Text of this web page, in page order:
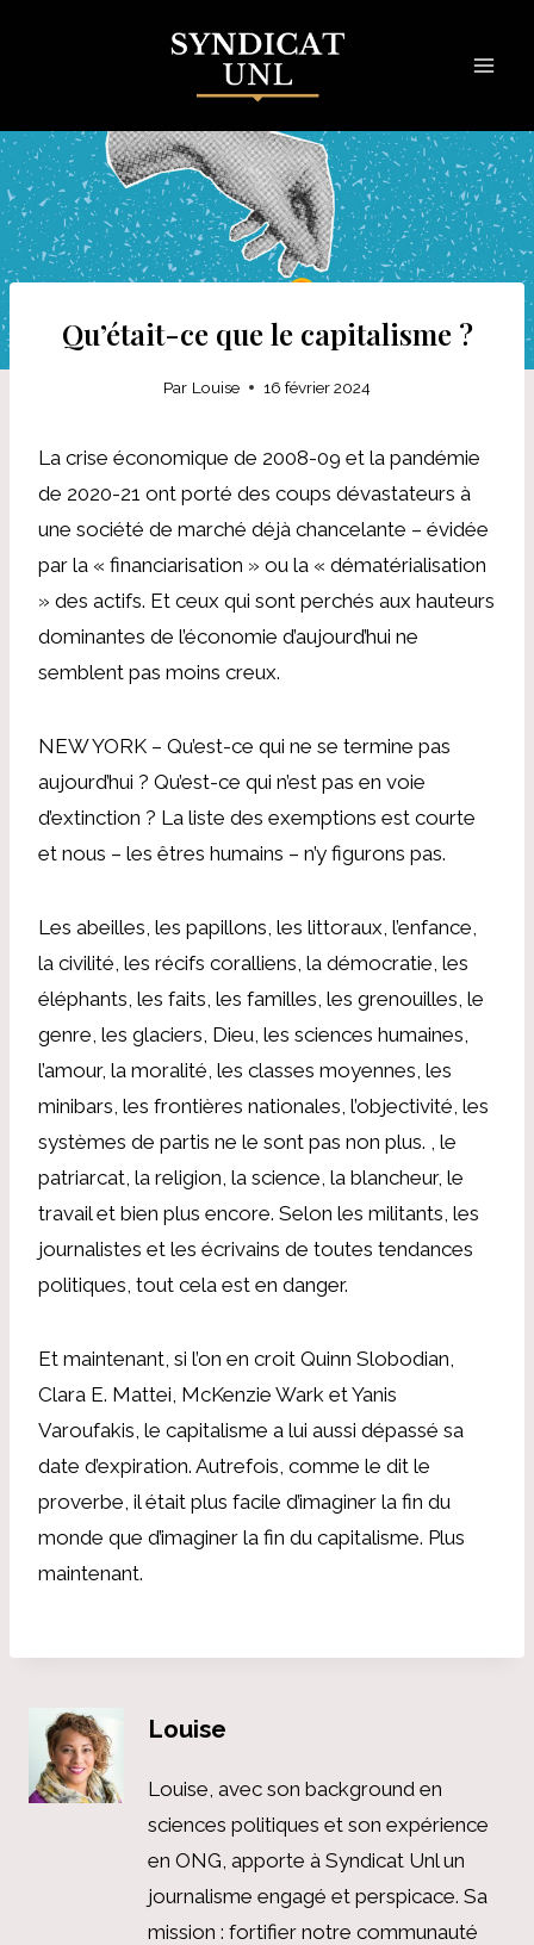
Qu’était-ce que le capitalisme ?
Par Louise 16 février 2024
La crise économique de 2008-09 et la pandémie
de 2020-21 ont porté des coups dévastateurs à
une société de marché déjà chancelante – évidée
par la « financiarisation » ou la « dématérialisation
» des actifs. Et ceux qui sont perchés aux hauteurs
dominantes de l’économie d’aujourd’hui ne
semblent pas moins creux.
NEW YORK – Qu’est-ce qui ne se termine pas
aujourd’hui ? Qu’est-ce qui n’est pas en voie
d’extinction ? La liste des exemptions est courte
et nous – les êtres humains – n’y figurons pas.
Les abeilles, les papillons, les littoraux, l’enfance,
la civilité, les récifs coralliens, la démocratie, les
éléphants, les faits, les familles, les grenouilles, le
genre, les glaciers, Dieu, les sciences humaines,
l’amour, la moralité, les classes moyennes, les
minibars, les frontières nationales, l’objectivité, les
systèmes de partis ne le sont pas non plus. , le
patriarcat, la religion, la science, la blancheur, le
travail et bien plus encore. Selon les militants, les
journalistes et les écrivains de toutes tendances
politiques, tout cela est en danger.
Et maintenant, si l’on en croit Quinn Slobodian,
Clara E. Mattei, McKenzie Wark et Yanis
Varoufakis, le capitalisme a lui aussi dépassé sa
date d’expiration. Autrefois, comme le dit le
proverbe, il était plus facile d’imaginer la fin du
monde que d’imaginer la fin du capitalisme. Plus
maintenant.
Louise
Louise, avec son background en
sciences politiques et son expérience
en ONG, apporte à Syndicat Unl un
journalisme engagé et perspicace. Sa
mission : fortifier notre communauté